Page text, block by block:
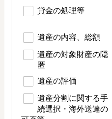
貸金の処理等
遺産の内容、総額
遺産の対象財産の隠
匿
遺産の評価
遺産分割に関する手
続選択・海外送達の